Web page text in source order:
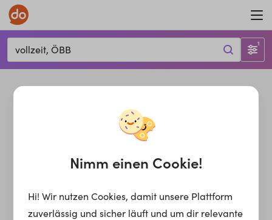
vollzeit, ÖBB 1
Nimm einen Cookie!
Hi! Wir nutzen Cookies, damit unsere Plattform
zuverlässig und sicher läuft und um dir relevante